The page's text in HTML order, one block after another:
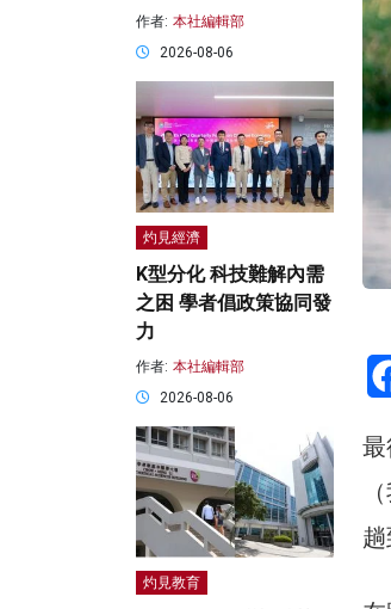
趟
作者: 本社編輯部
2026-08-06
灼見經濟
K型分化 科技難解內需
之困 學者倡政策協同發
力
作者: 本社編輯部
2026-08-06
灼見教育